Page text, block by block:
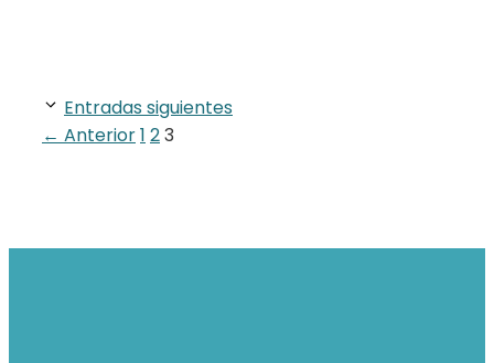
Entradas siguientes
← AnteriorPágina
1 Página
2Página
3